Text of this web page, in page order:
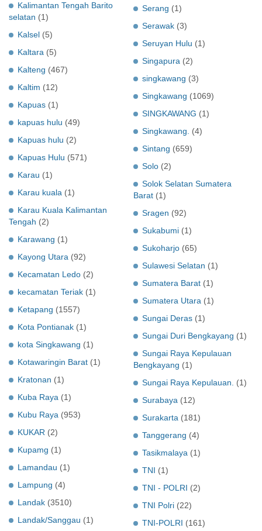
Kalimantan Tengah Barito
selatan (1)
Kalsel (5)
Kaltara (5)
Kalteng (467)
Kaltim (12)
Kapuas (1)
kapuas hulu (49)
Kapuas hulu (2)
Kapuas Hulu (571)
Karau (1)
Karau kuala (1)
Karau Kuala Kalimantan
Tengah (2)
Karawang (1)
Kayong Utara (92)
Kecamatan Ledo (2)
kecamatan Teriak (1)
Ketapang (1557)
Kota Pontianak (1)
kota Singkawang (1)
Kotawaringin Barat (1)
Kratonan (1)
Kuba Raya (1)
Kubu Raya (953)
KUKAR (2)
Kupamg (1)
Lamandau (1)
Lampung (4)
Landak (3510)
Landak/Sanggau (1)
Serang (1)
Serawak (3)
Seruyan Hulu (1)
Singapura (2)
singkawang (3)
Singkawang (1069)
SINGKAWANG (1)
Singkawang.
(4)
Sintang (659)
Solo (2)
Solok Selatan Sumatera
Barat (1)
Sragen (92)
Sukabumi (1)
Sukoharjo (65)
Sulawesi Selatan (1)
Sumatera Barat (1)
Sumatera Utara (1)
Sungai Deras (1)
Sungai Duri Bengkayang (1)
Sungai Raya Kepulauan
Bengkayang (1)
Sungai Raya Kepulauan.
(1)
Surabaya (12)
Surakarta (181)
Tanggerang (4)
Tasikmalaya (1)
TNI (1)
TNI - POLRI (2)
TNI Polri (22)
TNI-POLRI (161)